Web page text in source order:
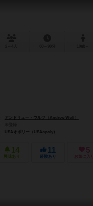
アンドリュー・ウルフ（Andrew Wolf）
USAオポリー（USAopoly）
14
興味あり
11
経験あり
5
お気に入り